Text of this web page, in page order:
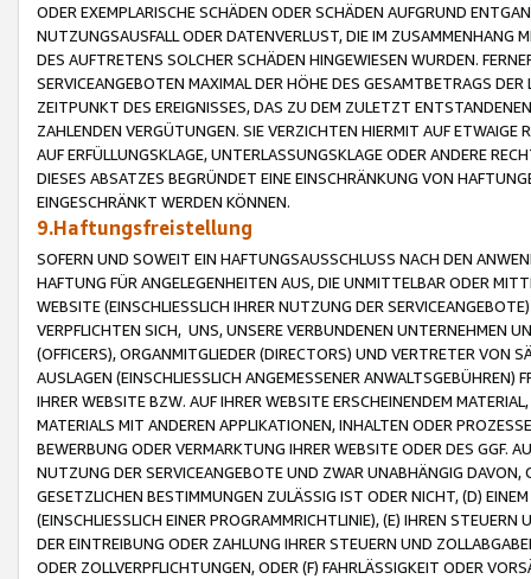
ODER EXEMPLARISCHE SCHÄDEN ODER SCHÄDEN AUFGRUND
NUTZUNGSAUSFALL ODER DATENVERLUST, DIE IM ZUSAMMENHANG
DES AUFTRETENS SOLCHER SCHÄDEN HINGEWIESEN WURDEN.
SERVICEANGEBOTEN MAXIMAL DER HÖHE DES GESAMTBETRAGS
ZEITPUNKT DES EREIGNISSES, DAS ZU DEM ZULETZT
ZAHLENDEN VERGÜTUNGEN. SIE VERZICHTEN HIERMIT AUF
AUF ERFÜLLUNGSKLAGE, UNTERLASSUNGSKLAGE ODER ANDERE
DIESES ABSATZES BEGRÜNDET EINE EINSCHRÄNKUNG VON
EINGESCHRÄNKT WERDEN KÖNNEN.
9.Haftungsfreistellung
SOFERN UND SOWEIT EIN HAFTUNGSAUSSCHLUSS NACH DEN
HAFTUNG FÜR ANGELEGENHEITEN AUS, DIE UNMITTELBAR ODER
WEBSITE (EINSCHLIESSLICH IHRER NUTZUNG DER
VERPFLICHTEN SICH, UNS, UNSERE VERBUNDENEN UNTERNEHMEN
(OFFICERS), ORGANMITGLIEDER (DIRECTORS) UND VERTRETER VON
AUSLAGEN (EINSCHLIESSLICH ANGEMESSENER
IHRER WEBSITE BZW. AUF IHRER WEBSITE ERSCHEINENDEM
MATERIALS MIT ANDEREN APPLIKATIONEN, INHALTEN ODER
BEWERBUNG ODER VERMARKTUNG IHRER WEBSITE ODER DES GGF.
NUTZUNG DER SERVICEANGEBOTE UND ZWAR UNABHÄNGIG
GESETZLICHEN BESTIMMUNGEN ZULÄSSIG IST ODER NICHT, (D)
(EINSCHLIESSLICH EINER PROGRAMMRICHTLINIE), (E) IHREN
DER EINTREIBUNG ODER ZAHLUNG IHRER STEUERN UND
ODER ZOLLVERPFLICHTUNGEN, ODER (F) FAHRLÄSSIGKEIT ODER